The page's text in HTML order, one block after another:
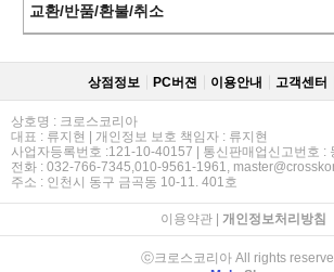
교환/반품/환불/취소
상점정보 PC버젼 이용안내 고객센터
상호명 : 크로스코리아
대표 : 류지현 | 개인정보 보호 책임자 : 류지현
사업자등록번호 :121-10-40157 | 통신판매업신고번호 :
전화 : 032-766-7345,010-9561-1961,
주소 : 인천시 동구 금곡동 10-11. 401호
이용약관| 개인정보처리방침
ⓒ크로스코리아 All rights